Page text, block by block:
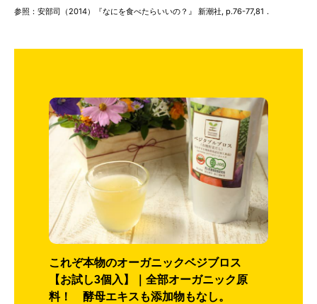
参照：安部司（2014）『なにを食べたらいいの？』 新潮社, p.76-77,81．
これぞ本物のオーガニックベジブロス
【お試し3個入】｜全部オーガニック原
料！ 酵母エキスも添加物もなし。